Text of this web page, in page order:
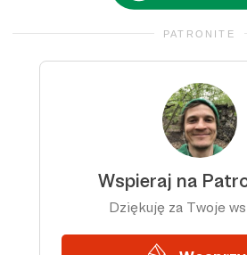
PATRONITE